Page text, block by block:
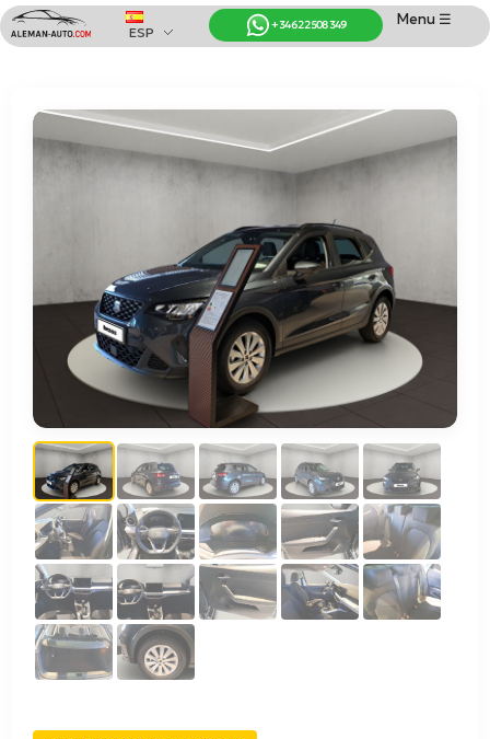
Coches de Alemania
Importación de Coches de Alemania
Menu ☰
+34 622 508 349
ESP